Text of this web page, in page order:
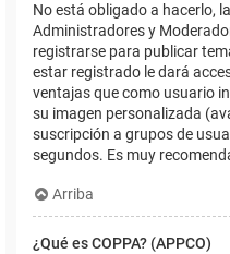
No está obligado a hacerlo,
Administradores y
registrarse para publicar
estar registrado le dará
ventajas que como usuario
su imagen personalizada
suscripción a grupos de
segundos. Es muy
Arriba
¿Qué es COPPA? (APPCO)